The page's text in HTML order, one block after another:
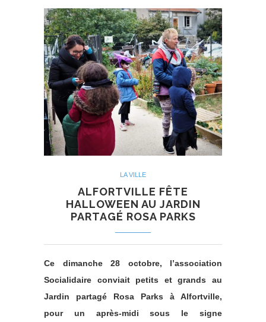
LA VILLE
ALFORTVILLE FÊTE
HALLOWEEN AU JARDIN
PARTAGÉ ROSA PARKS
Ce dimanche 28 octobre, l’association
Socialidaire conviait petits et grands au
Jardin partagé Rosa Parks à Alfortville,
pour un après-midi sous le signe